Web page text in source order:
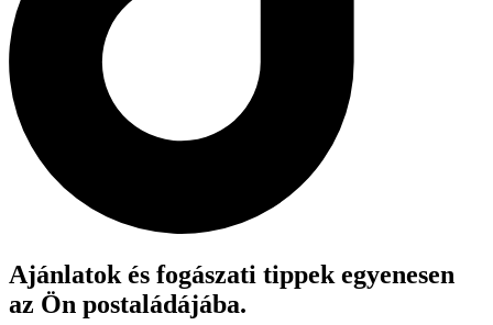
Ajánlatok és fogászati tippek egyenesen
az Ön postaládájába.